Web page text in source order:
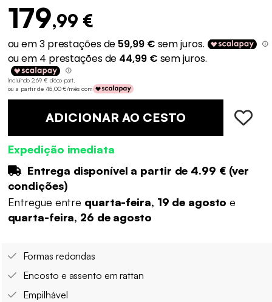
179,99 €
Incluindo 2,69 € d'éco-part.
ou a partir de 45,00 €/mês com
ADICIONAR AO CESTO
Expedição imediata
Entrega disponível a partir de 4.99 €(ver
condições)
Entregue entre quarta-feira, 19 de agostoe
quarta-feira, 26 de agosto
Formas redondas
Encosto e assento em rattan
Empilhável